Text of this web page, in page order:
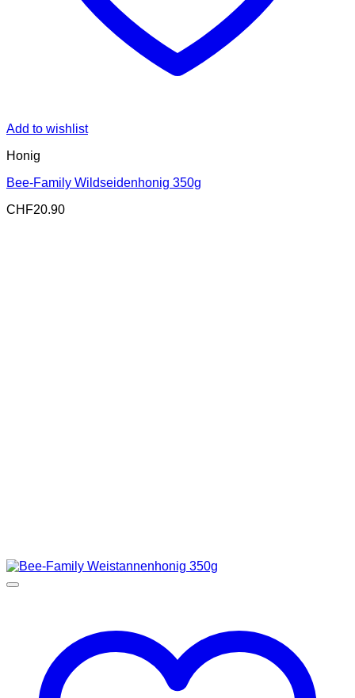
Add to wishlist
Honig
Bee-Family Wildseidenhonig 350g
CHF20.90